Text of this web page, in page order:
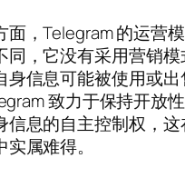
面，Telegram 的运营
同，它没有采用营销
身信息可能被使用或
致力于保持开放
信息的自主控制权，
属难得。